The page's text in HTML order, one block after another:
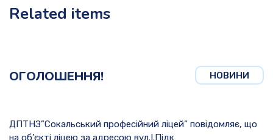
Related items
НОВИНИ
ОГОЛОШЕННЯ!
ДПТНЗ”Сокальський професійний ліцей” повідомляє, що
на об’єкті ліцею за адресою вул.І.Підк